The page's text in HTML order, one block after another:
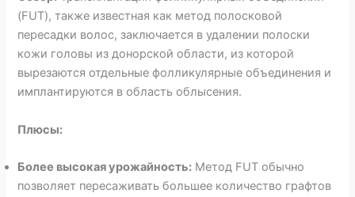
(FUT), также известная как метод полосковой
пересадки волос, заключается в удалении полоски
кожи головы из донорской области, из которой
вырезаются отдельные фолликулярные объединения и
имплантируются в область облысения.
Плюсы:
Более высокая урожайность: Метод FUT обычно
позволяет пересаживать большее количество графтов